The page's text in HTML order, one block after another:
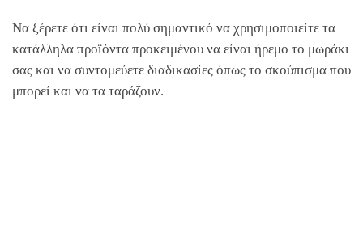
Να ξέρετε ότι είναι πολύ σημαντικό να χρησιμοποιείτε τα
κατάλληλα προϊόντα προκειμένου να είναι ήρεμο το μωράκι
σας και να συντομεύετε διαδικασίες όπως το σκούπισμα που
μπορεί και να τα ταράζουν.